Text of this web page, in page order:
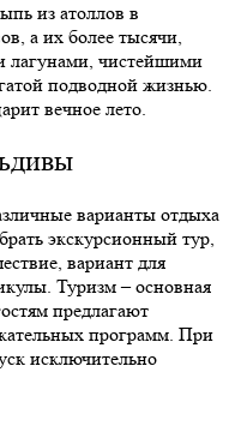
из атоллов в
а их более тысячи,
лагунами, чистейшими
подводной жизнью.
вечное лето.
варианты отдыха
экскурсионный тур,
вариант для
Туризм – основная
предлагают
программ. При
исключительно